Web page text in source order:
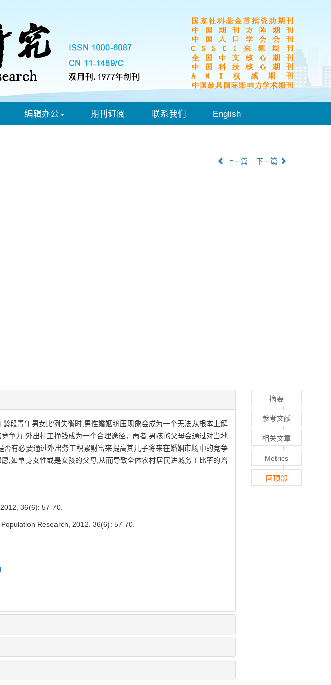
编辑办公 期刊订阅 联系我们 English
上一篇 下一篇
段青年男女比例失衡时,男性婚姻挤压现象会成为一个无法从根本上解
争力,外出打工挣钱成为一个合理途径。再者,男孩的父母会通过对当地
有必要通过外出务工积累财富来提高其儿子将来在婚姻市场中的竞争
,如单身女性或是女孩的父母,从而导致全体农村居民进城务工比率的增
36(6): 57-70.
Research, 2012, 36(6): 57-70.
摘要
参考文献
相关文章
Metrics
回顶部